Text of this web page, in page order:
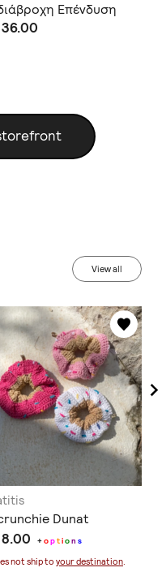
Επένδυση
View all
Dunat
+option s
not ship to your destination.